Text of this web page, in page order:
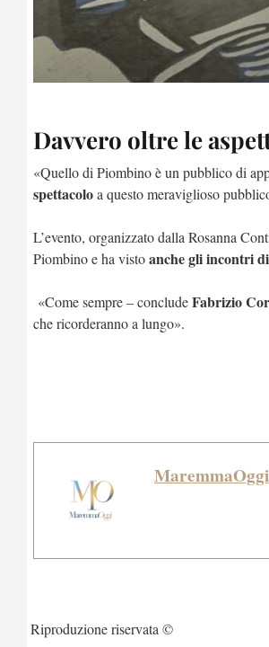
Davvero oltre le
«Quello di Piombino è un pubblico di
spettacoloa questo meraviglioso
L’evento, organizzato dalla Rosanna
Piombino e ha vistoanche gli incontri
«Come sempre – concludeFabrizio
che ricorderanno a lungo».
MaremmaOggi
Riproduzione riservata ©